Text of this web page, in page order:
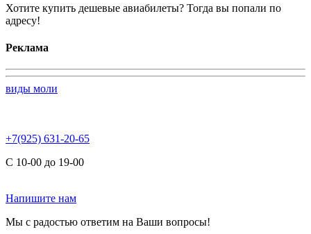
Хотите купить дешевые авиабилеты? Тогда вы попали по
адресу!
Реклама
виды моли
+7(925) 631-20-65
С 10-00 до 19-00
Напишите нам
Мы с радостью ответим на Ваши вопросы!